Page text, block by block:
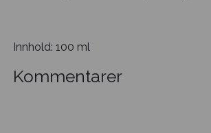
Innhold: 100 ml
Kommentarer